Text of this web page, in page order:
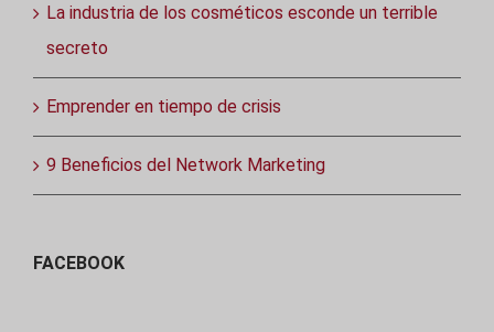
La industria de los cosméticos esconde un terrible
secreto
Emprender en tiempo de crisis
9 Beneficios del Network Marketing
FACEBOOK